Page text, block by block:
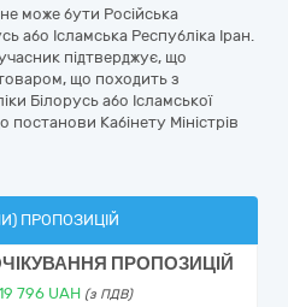
може бути Російська
або Ісламська Республіка Іран.
підтверджує, що
що походить з
Білорусь або Ісламської
постанови Кабінету Міністрів
ПРОПОЗИЦІЙ
ПРОПОЗИЦІЙ
796 UAH (з ПДВ)